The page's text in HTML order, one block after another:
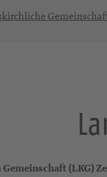
(LKG)